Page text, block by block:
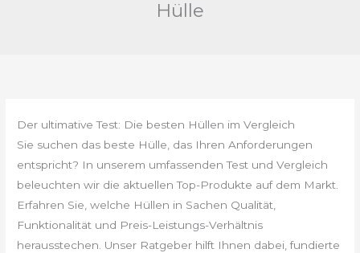
Hülle
Der ultimative Test: Die besten Hüllen im Vergleich
Sie suchen das beste Hülle, das Ihren Anforderungen
entspricht? In unserem umfassenden Test und Vergleich
beleuchten wir die aktuellen Top-Produkte auf dem Markt.
Erfahren Sie, welche Hüllen in Sachen Qualität,
Funktionalität und Preis-Leistungs-Verhältnis
herausstechen. Unser Ratgeber hilft Ihnen dabei, fundierte